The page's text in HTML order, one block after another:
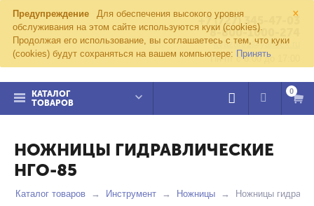
×
Предупреждение
Для обеспечения высокого уровня
обслуживания на этом сайте используются куки (cookies).
Продолжая его использование, вы соглашаетесь с тем, что куки
(cookies) будут сохраняться на вашем компьютере: Принять
+7 (727) 345-47-03
8-800-1000-274
kvazar91@yandex.ru
Пн-пт с 8:00 до 17:00
КАТАЛОГ
ТОВАРОВ
0
НОЖНИЦЫ ГИДРАВЛИЧЕСКИЕ
НГО-85
Каталог товаров Инструмент Ножницы Ножницы